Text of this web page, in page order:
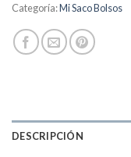
Categoría:Mi Saco Bolsos
DESCRIPCIÓN